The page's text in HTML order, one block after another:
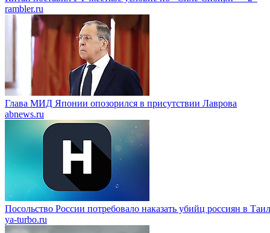
rambler.ru
Глава МИД Японии опозорился в присутствии Лаврова
abnews.ru
Посольство России потребовало наказать убийц россиян в
ya-turbo.ru